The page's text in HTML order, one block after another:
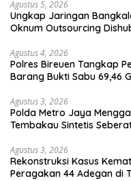
Agustus 5, 2026
Ungkap Jaringan
Oknum Outsourcing
Agustus 4, 2026
Polres Bireuen Tangkap
Barang Bukti Sabu 69,46
Agustus 3, 2026
Polda Metro Jaya
Tembakau Sintetis
Agustus 3, 2026
Rekonstruksi Kasus
Peragakan 44 Adegan di